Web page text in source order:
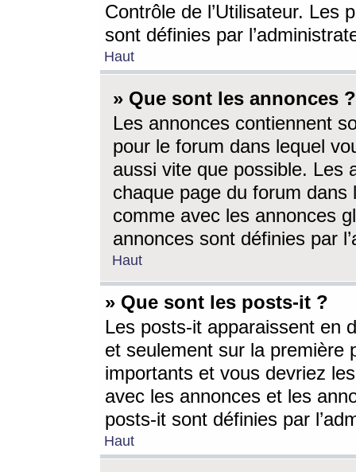
Contrôle de l’Utilisateur. Les
sont définies par
Haut
» Que sont les annonces ?
Les annonces contiennent
pour le forum dans lequel
aussi vite que possible. Les
chaque page du forum dans
comme avec les annonces
annonces sont définies par
Haut
» Que sont les posts-it ?
Les posts-it apparaissent en
et seulement sur la première
importants et vous devriez
avec les annonces et les
posts-it sont définies par
Haut